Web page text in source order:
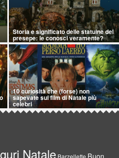
Storia e significato delle statuine del
presepe: le conosci veramente?
10 curiosità che (forse) non
sapevate sui film di Natale più
celebri
Natale Barzellette Buon